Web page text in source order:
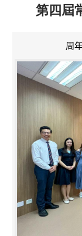
第四屆
周